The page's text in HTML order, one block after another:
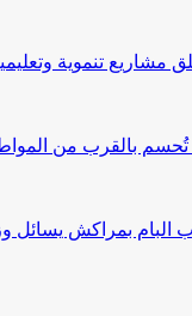
وتعليمية بأزيد من 27
بالقرب من
البام بمراكش